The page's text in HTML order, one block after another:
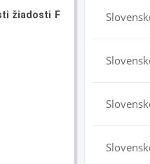
žiadosti F